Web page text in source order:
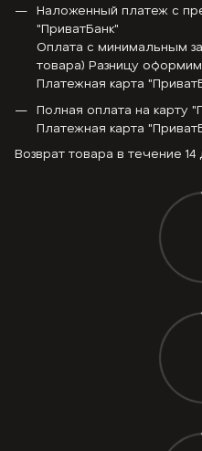
Наложенный платеж с
"ПриватБанк"
Оплата с минимальным
товара) Разницу
Платежная карта
Полная оплата на карту
Платежная карта
Возврат товара в течение 14